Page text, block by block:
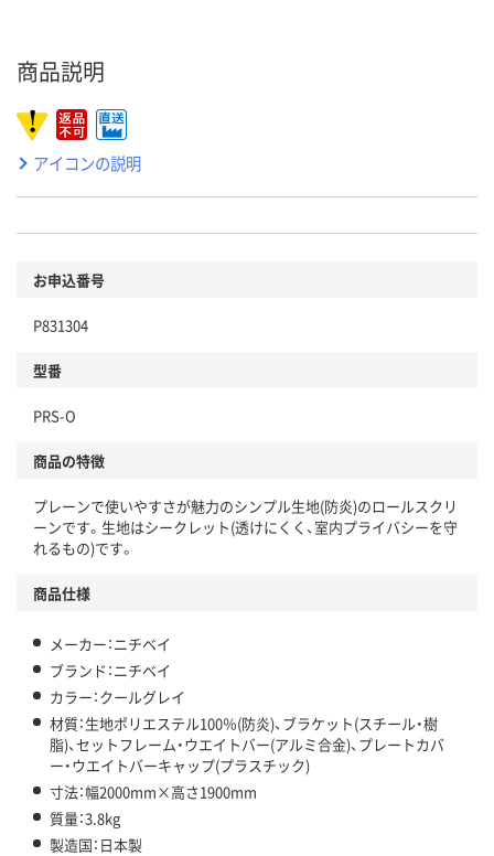
商品説明
アイコンの説明
お申込番号
P831304
型番
PRS-O
商品の特徴
プレーンで使いやすさが魅力のシンプル生地(防炎)のロールスクリ
ーンです。生地はシークレット(透けにくく、室内プライバシーを守
れるもの)です。
商品仕様
メーカー：ニチベイ
ブランド：ニチベイ
カラー：クールグレイ
材質：生地ポリエステル100％(防炎)、ブラケット(スチール・樹
脂)、セットフレーム・ウエイトバー(アルミ合金)、プレートカバ
ー・ウエイトバーキャップ(プラスチック)
寸法：幅2000mm×高さ1900mm
質量：3.8kg
製造国：日本製